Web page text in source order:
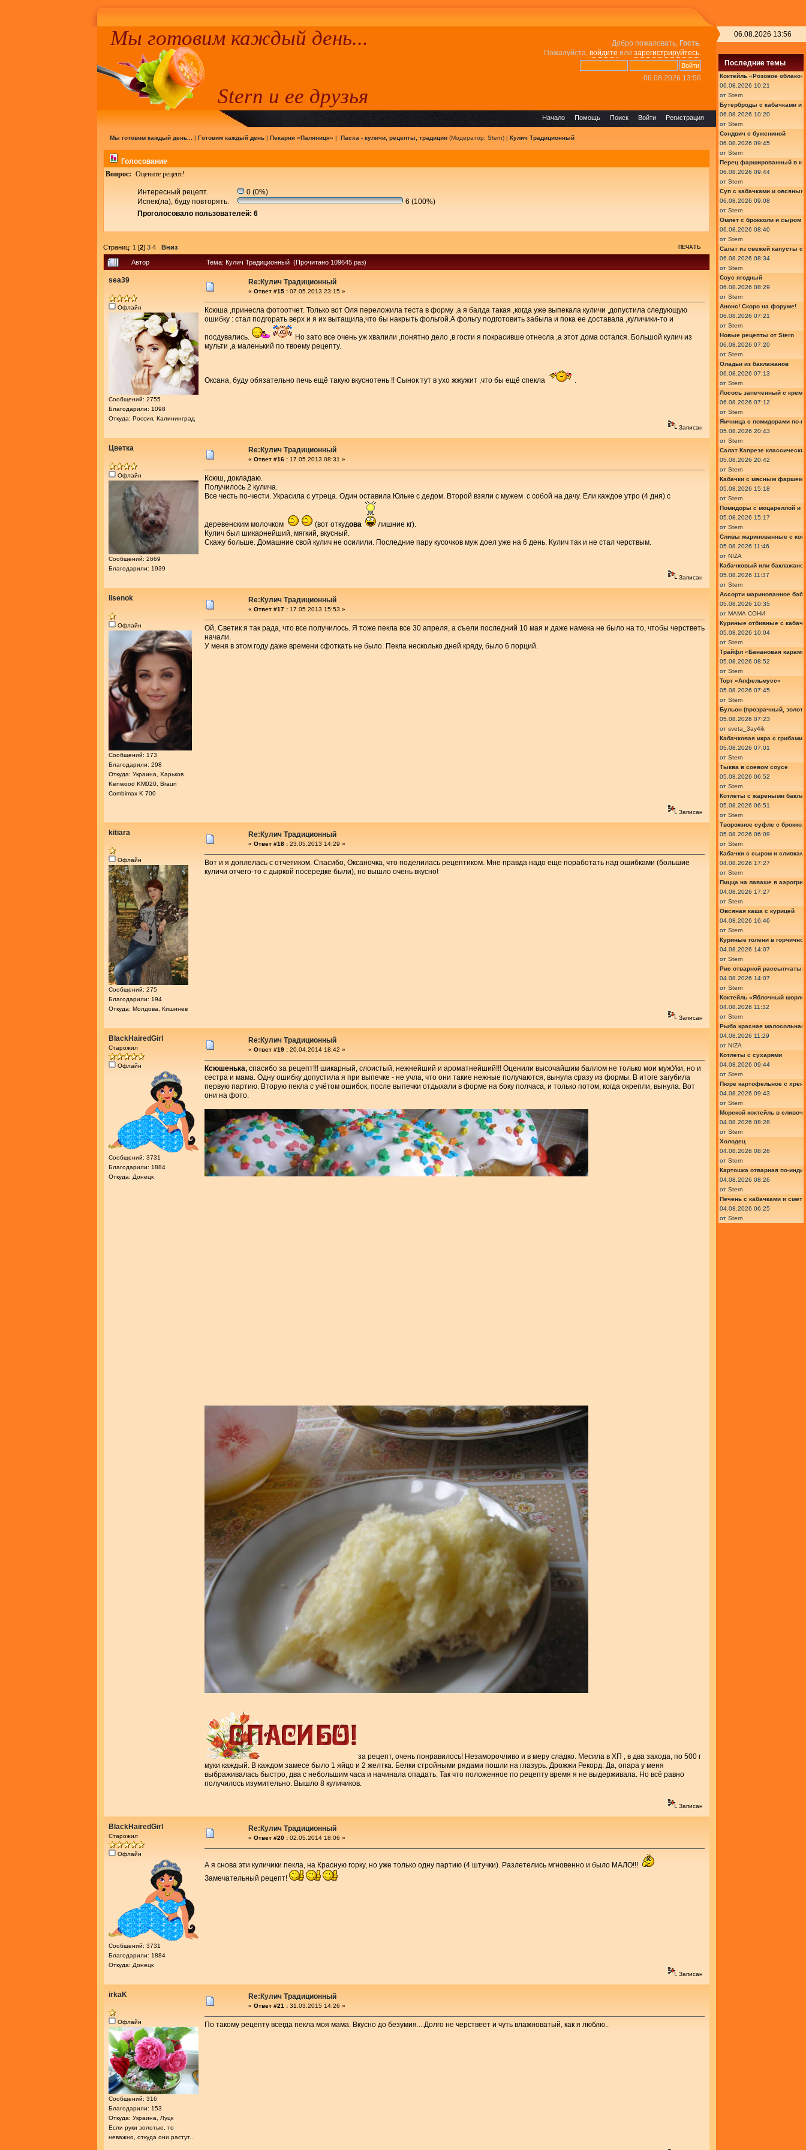
Добро пожаловать, Гость.
Пожалуйста, войдите или зарегистрируйтесь.
06.08.2026 13:56
Мы готовим каждый день...
Stern и ее друзья
Регистрация
Войти
Поиск
Помощь
Начало
Мы готовим каждый день... | Готовим каждый день| Пекарня «Паляниця» | Пасха - куличи, рецепты, традиции(Модератор: Stern) | Кулич Традиционный
Голосование
Вопрос: Оцените рецепт!
Интересный рецепт.
0 (0%)
Испек(ла), буду повторять.
6 (100%)
Проголосовало пользователей: 6
Страниц: 1 [2] 3 4 Вниз ПЕЧАТЬ
Автор Тема: Кулич Традиционный (Прочитано 109645 раз)
sea39
Офлайн
Сообщений: 2755
Благодарили: 1098
Откуда: Россия, Калининград
Re:Кулич Традиционный
« Ответ #15 : 07.05.2013 23:15 »
Ксюша ,принесла фотоотчет. Только вот Оля переложила теста в форму ,а я балда такая ,когда уже выпекала куличи ,допустила следующую
ошибку : стал подгорать верх и я их вытащила,что бы накрыть фольгой.А фольгу подготовить забыла и пока ее доставала ,куличики-то и
посдувались.
Но зато все очень уж хвалили ,понятно дело ,в гости я покрасивше отнесла ,а этот дома остался. Большой кулич из
мульти ,а маленький по твоему рецепту.
Оксана, буду обязательно печь ещё такую вкуснотень !! Сынок тут в ухо жжужит ,что бы ещё спекла .
Записан
Цветка
Офлайн
Сообщений: 2669
Благодарили: 1939
Re:Кулич Традиционный
« Ответ #16 : 17.05.2013 08:31 »
Ксюш, докладаю.
Получилось 2 кулича.
Все честь по-чести. Украсила с утреца. Один оставила Юльке с дедом. Второй взяли с мужем с собой на дачу. Ели каждое утро (4 дня) с
деревенским молочком (вот откудова
лишние кг).
Кулич был шикарнейший, мягкий, вкусный.
Скажу больше. Домашние свой кулич не осилили. Последние пару кусочков муж доел уже на 6 день. Кулич так и не стал черствым.
Записан
lisenok
Офлайн
Сообщений: 173
Благодарили: 298
Откуда: Украина, Харьков
Kenwood KM020, Braun
Combimax K 700
Re:Кулич Традиционный
« Ответ #17 : 17.05.2013 15:53 »
Ой, Светик я так рада, что все получилось. Я тоже пекла все 30 апреля, а съели последний 10 мая и даже намека не было на то, чтобы черстветь
начали.
У меня в этом году даже времени сфоткать не было. Пекла несколько дней кряду, было 6 порций.
Записан
kitiara
Офлайн
Сообщений: 275
Благодарили: 194
Откуда: Молдова, Кишинев
Re:Кулич Традиционный
« Ответ #18 : 23.05.2013 14:29 »
Вот и я доплелась с отчетиком. Спасибо, Оксаночка, что поделилась рецептиком. Мне правда надо еще поработать над ошибками (большие
куличи отчего-то с дыркой посередке были), но вышло очень вкусно!
Записан
BlackHairedGirl
Старожил
Офлайн
Сообщений: 3731
Благодарили: 1884
Откуда: Донецк
Re:Кулич Традиционный
« Ответ #19 : 20.04.2014 18:42 »
Ксюшенька, спасибо за рецепт!!! шикарный, слоистый, нежнейший и ароматнейший!!! Оценили высочайшим баллом не только мои мужУки, но и
сестра и мама. Одну ошибку допустила я при выпечке - не учла, что они такие нежные получаются, вынула сразу из формы. В итоге загубила
первую партию. Вторую пекла с учётом ошибок, после выпечки отдыхали в форме на боку полчаса, и только потом, когда окрепли, вынула. Вот
они на фото.
за рецепт, очень понравилось! Незаморочливо и в меру сладко. Месила в ХП , в два захода, по 500 г
муки каждый. В каждом замесе было 1 яйцо и 2 желтка. Белки стройными рядами пошли на глазурь. Дрожжи Рекорд. Да, опара у меня
выбраживалась быстро, два с небольшим часа и начинала опадать. Так что положенное по рецепту время я не выдерживала. Но всё равно
получилось изумительно. Вышло 8 куличиков.
Записан
BlackHairedGirl
Старожил
Офлайн
Сообщений: 3731
Благодарили: 1884
Откуда: Донецк
Re:Кулич Традиционный
« Ответ #20 : 02.05.2014 18:06 »
А я снова эти куличики пекла, на Красную горку, но уже только одну партию (4 штучки). Разлетелись мгновенно и было МАЛО!!!
Замечательный рецепт!
Записан
irkaK
Офлайн
Сообщений: 316
Благодарили: 153
Откуда: Украина, Луцк
Если руки золотые, то
неважно, откуда они растут..
Re:Кулич Традиционный
« Ответ #21 : 31.03.2015 14:26 »
По такому рецепту всегда пекла моя мама. Вкусно до безумия....Долго не черствеет и чуть влажноватый, как я люблю..
06.08.2026 13:56
Последние темы
Коктейль «Розовое
06.08.2026 10:21
от Stern
Бутерброды с кабачками и
06.08.2026 10:20
от Stern
Сэндвич с бужениной
06.08.2026 09:45
от Stern
Перец фаршированный в
06.08.2026 09:44
от Stern
Суп с кабачками и
06.08.2026 09:08
от Stern
Омлет с брокколи и сыром
06.08.2026 08:40
от Stern
Салат из свежей капусты
06.08.2026 08:34
от Stern
Соус ягодный
06.08.2026 08:29
от Stern
Анонс! Скоро на форуме!
06.08.2026 07:21
от Stern
Новые рецепты от Stern
06.08.2026 07:20
от Stern
Оладьи из баклажанов
06.08.2026 07:13
от Stern
Лосось запеченный с
06.08.2026 07:12
от Stern
Яичница с помидорами по-
05.08.2026 20:43
от Stern
Салат Капрезе
05.08.2026 20:42
от Stern
Кабачки с мясным фаршем
05.08.2026 15:18
от Stern
Помидоры с моцареллой и
05.08.2026 15:17
от Stern
Сливы маринованные с
05.08.2026 11:46
от NIZA
Кабачковый или
05.08.2026 11:37
от Stern
Ассорти маринованное
05.08.2026 10:35
от МАМА СОНИ
Куриные отбивные с
05.08.2026 10:04
от Stern
Трайфл «Банановая
05.08.2026 08:52
от Stern
Торт «Апфельмусс»
05.08.2026 07:45
от Stern
Бульон (прозрачный,
05.08.2026 07:23
от sveta_3ay4ik
Кабачковая икра с грибами
05.08.2026 07:01
от Stern
Тыква в соевом соусе
05.08.2026 06:52
от Stern
Котлеты с жареными
05.08.2026 06:51
от Stern
Творожное суфле с
05.08.2026 06:09
от Stern
Кабачки с сыром и
04.08.2026 17:27
от Stern
Пицца на лаваше в
04.08.2026 17:27
от Stern
Овсяная каша с курицей
04.08.2026 16:46
от Stern
Куриные голени в
04.08.2026 14:07
от Stern
Рис отварной рассыпчатый
04.08.2026 14:07
от Stern
Коктейль «Яблочный
04.08.2026 11:32
от Stern
Рыба красная малосольная
04.08.2026 11:29
от NIZA
Котлеты с сухарями
04.08.2026 09:44
от Stern
Пюре картофельное с
04.08.2026 09:43
от Stern
Морской коктейль в
04.08.2026 08:28
от Stern
Холодец
04.08.2026 08:26
от Stern
Картошка отварная по-
04.08.2026 08:26
от Stern
Печень с кабачками и
04.08.2026 06:25
от Stern